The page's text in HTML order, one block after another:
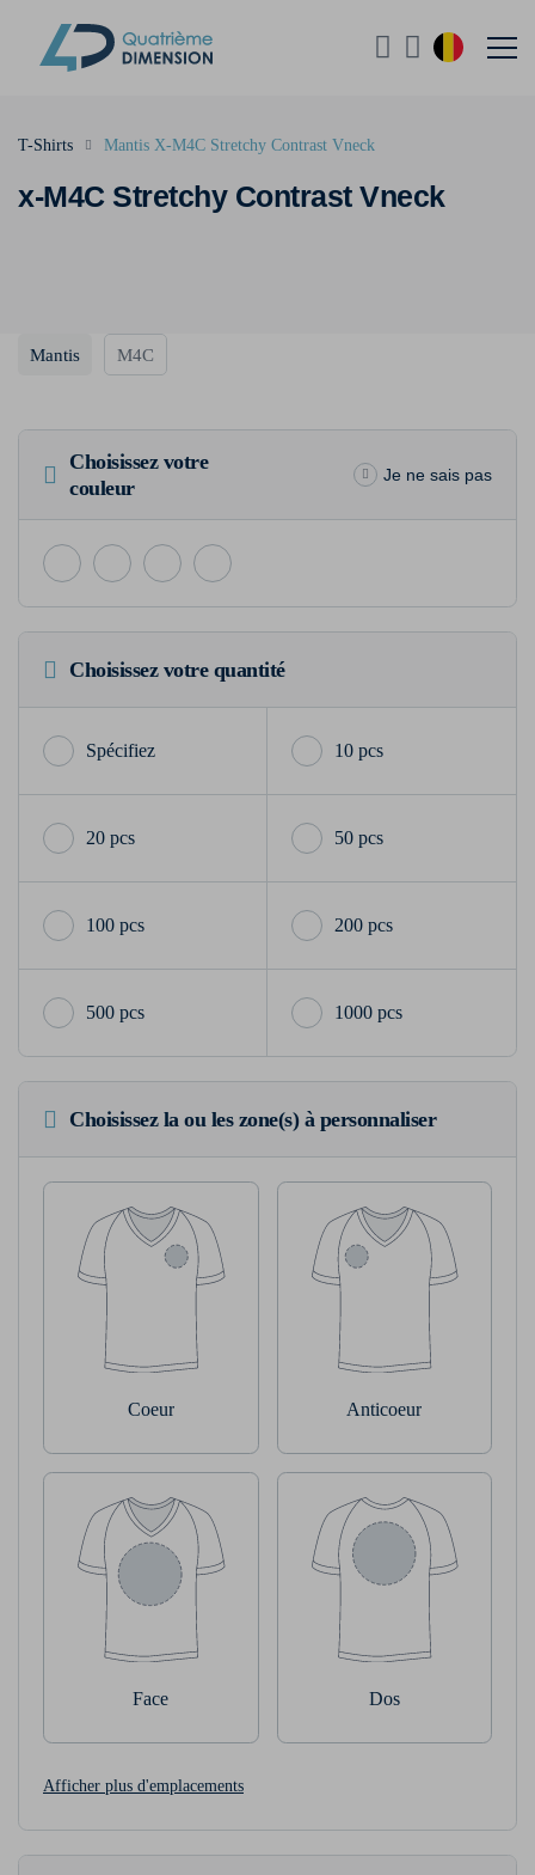
x-M4C Stretchy Contrast Vneck
T-Shirts Mantis X-M4C Stretchy Contrast Vneck
Mantis M4C
Choisissez votre
couleur
Je ne sais pas
Choisissez votre quantité
10 pcs
20 pcs 50 pcs
100 pcs 200 pcs
500 pcs 1000 pcs
Choisissez la ou les zone(s) à personnaliser
Coeur Anticoeur
Face Dos
Afficher plus d'emplacements